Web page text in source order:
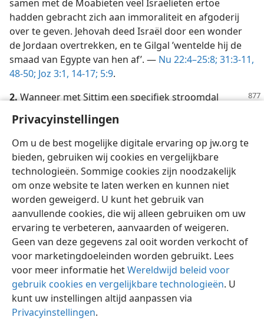
Privacyinstellingen
Om u de best mogelijke digitale ervaring op jw.org te
bieden, gebruiken wij cookies en vergelijkbare
technologieën. Sommige cookies zijn noodzakelijk
om onze website te laten werken en kunnen niet
worden geweigerd. U kunt het gebruik van
aanvullende cookies, die wij alleen gebruiken om uw
ervaring te verbeteren, aanvaarden of weigeren.
Geen van deze gegevens zal ooit worden verkocht of
voor marketingdoeleinden worden gebruikt. Lees
voor meer informatie hetWereldwijd beleid voor
gebruik cookies en vergelijkbare technologieën. U
kunt uw instellingen altijd aanpassen via
Privacyinstellingen.
samen met de Moabieten veel Israëlieten ertoe
hadden gebracht zich aan immoraliteit en afgoderij
over te geven. Jehovah deed Israël door een wonder
de Jordaan overtrekken, en te Gilgal ’wentelde hij de
smaad van Egypte van hen af’. — Nu 22:4–25:8; 31:3-11,
48-50; Joz 3:1, 14-17; 5:9.
2.Wanneer met Sittim een specifiek stroomdal
(Sittim) de benedenloop van het stroomdal van de
Kidron zijn. — Joë 3:18.
Nederlands Delen Instellingen
Copyright © 2026 Watch Tower Bible and Tract Society of Pennsylvania
Gebruiksvoorwaarden Privacybeleid
Privacyinstellingen
Inloggen